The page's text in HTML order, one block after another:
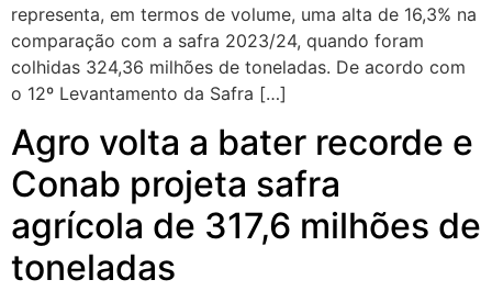
representa, em termos de volume, uma alta de 16,3% na
comparação com a safra 2023/24, quando foram
colhidas 324,36 milhões de toneladas. De acordo com
o 12º Levantamento da Safra […]
Agro volta a bater recorde e
Conab projeta safra
agrícola de 317,6 milhões de
toneladas